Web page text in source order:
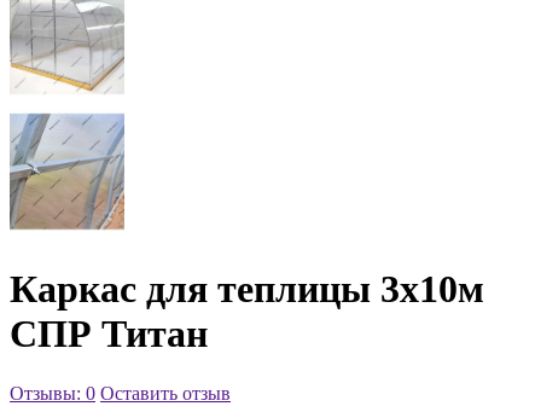
Каркас для теплицы 3х10м
СПР Титан
Отзывы: 0 Оставить отзыв